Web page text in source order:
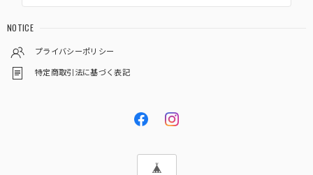
NOTICE
プライバシーポリシー
特定商取引法に基づく表記